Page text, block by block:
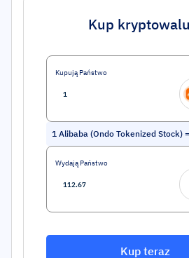
Kup
Kupują Państwo
1 Alibaba (Ondo Tokenized Stock) =
Wydają Państwo
Kup teraz